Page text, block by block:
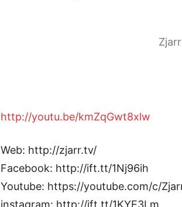
http://youtu.be/kmZqGwt8xlw
Web: http://zjarr.tv/
Facebook: http://ift.tt/1Nj96ih
Youtube: https://youtube.com/c/
instagram: http://ift.tt/1KYE3Lm